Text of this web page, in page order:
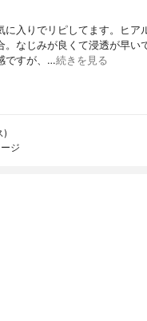
に入りでリピしてます。ヒア
。なじみが良くて浸透が早い
ですが、…続きを見る
)
ジ